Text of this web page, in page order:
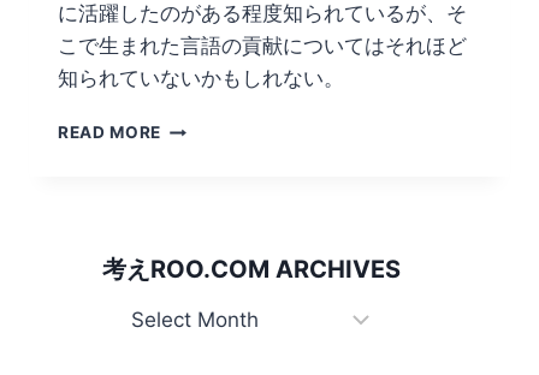
に活躍したのがある程度知られているが、そ
こで生まれた言語の貢献についてはそれほど
知られていないかもしれない。
READ MORE 日
く
響
考えROO.COM ARCHIVES
考